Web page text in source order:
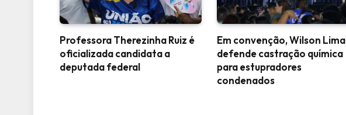
Professora Therezinha Ruiz é
oficializada candidata a
deputada federal
Em convenção, Wilson Lima
defende castração química
para estupradores
condenados